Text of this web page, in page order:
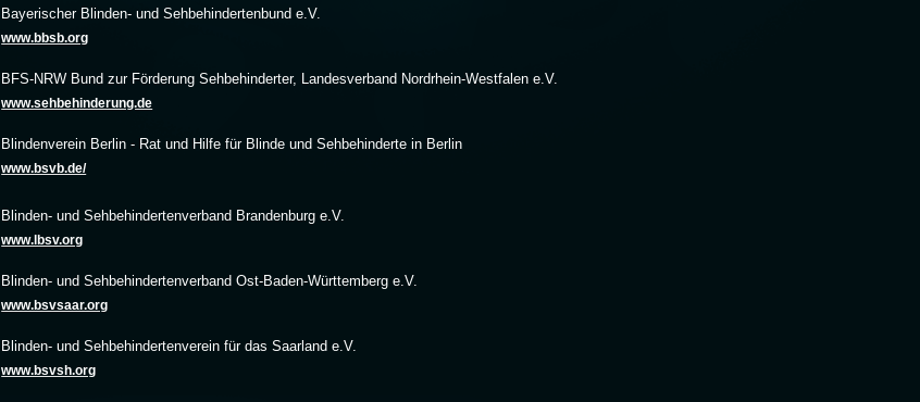
Bayerischer Blinden- und Sehbehindertenbund e.V.
www.bbsb.org
BFS-NRW Bund zur Förderung Sehbehinderter, Landesverband Nordrhein-Westfalen e.V.
www.sehbehinderung.de
Blindenverein Berlin - Rat und Hilfe für Blinde und Sehbehinderte in Berlin
www.bsvb.de/
Blinden- und Sehbehindertenverband Brandenburg e.V.
www.lbsv.org
Blinden- und Sehbehindertenverband Ost-Baden-Württemberg e.V.
www.bsvsaar.org
Blinden- und Sehbehindertenverein für das Saarland e.V.
www.bsvsh.org